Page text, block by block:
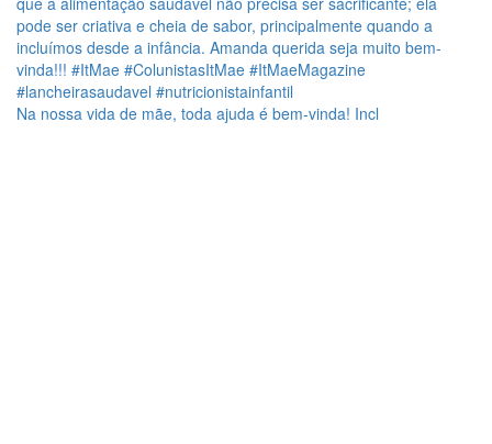
Na nossa vida de mãe, toda ajuda é bem-vinda! Incl